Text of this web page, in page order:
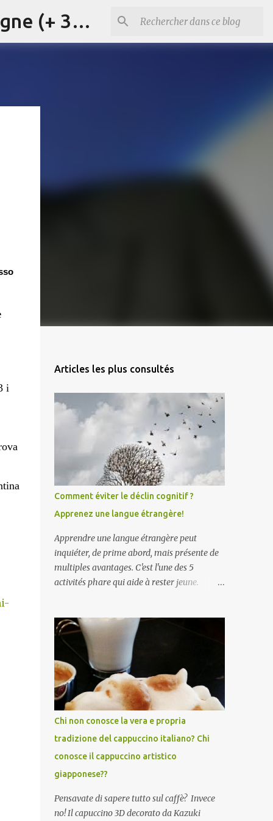
Cours d'anglais, d'italien et de français à Briançon et en ligne (+ 33) 06 29 15 20 83
i
Articles les plus consultés
Comment éviter le déclin cognitif ?
Apprenez une langue étrangère!
Apprendre une langue étrangère peut
inquiéter, de prime abord, mais présente de
multiples avantages. C'est l'une des 5
activités phare qui aide à rester jeune.
susceptibles de développer des symptômes
de démence sénile et la maladie d'Alzheimer
. Apprendre une langue étrangère
améliorerait également la créativité . Par
ailleurs, une étude Ifop/Babbel prouve que
l’âge n’est pas une barrière pour apprendre
une langue étrangère /.../ 85 % des seniors
se disent encore capables d’apprendre une
langue étrangère, 91 % d’entre eux estiment
même que c’est l’une des meilleures façons
de rester alerte mentalement./...De plus i ls
avec les années. A lors, qu'attendez-vous
pour vous y mettre vous aussi?! Italiano,
Chi non conosce la vera e propria
tradizione del cappuccino italiano? Chi
conosce il cappuccino artistico
giapponese??
Pensavate di sapere tutto sul caffè? Invece
no! Il capuccino 3D decorato da Kazuki